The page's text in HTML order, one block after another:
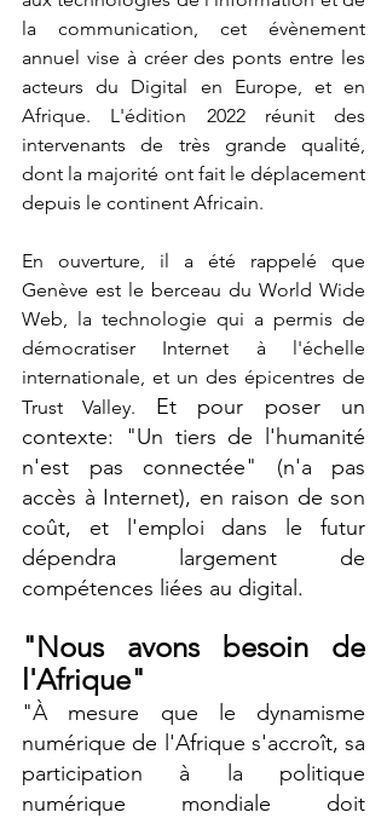
la communication, cet évènement
annuel vise à créer des ponts entre les
acteurs du Digital en Europe, et en
Afrique. L'édition 2022 réunit des
intervenants de très grande qualité,
dont la majorité ont fait le déplacement
depuis le continent Africain.
En ouverture, il a été rappelé que
Genève est le berceau du World Wide
Web, la technologie qui a permis de
démocratiser Internet à l'échelle
internationale, et un des épicentres de
Trust Valley. Et pour poser un
contexte: "Un tiers de l'humanité
n'est pas connectée" (n'a pas
accès à Internet), en raison de son
coût, et l'emploi dans le futur
dépendra largement de
compétences liées au digital.
"Nous avons besoin de
l'Afrique"
"À mesure que le dynamisme
numérique de l'Afrique s'accroît, sa
participation à la politique
numérique mondiale doit